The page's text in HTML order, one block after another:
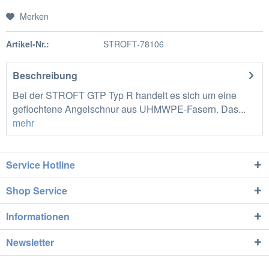
Merken
Artikel-Nr.: STROFT-78106
Beschreibung
Bei der STROFT GTP Typ R handelt es sich um eine
geflochtene Angelschnur aus UHMWPE-Fasern. Das...
mehr
Service Hotline
Shop Service
Informationen
Newsletter